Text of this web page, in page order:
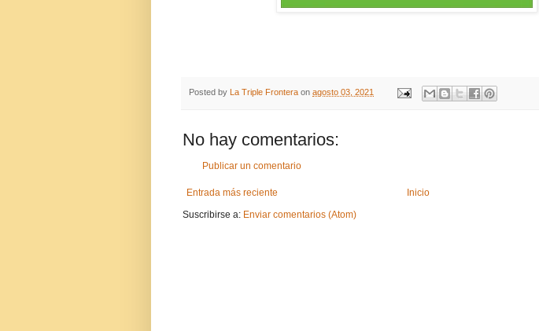
Posted by La Triple Frontera on agosto 03, 2021
No hay comentarios:
Publicar un comentario
Entrada más reciente
Inicio
Suscribirse a: Enviar comentarios (Atom)